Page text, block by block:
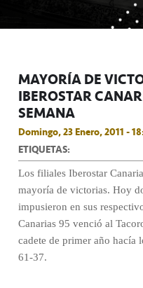
MAYORÍA DE
IBEROSTAR
SEMANA
Domingo, 23 Enero, 2011 -
ETIQUETAS:
Los filiales Iberostar
mayoría de victorias. Hoy
impusieron en sus
Canarias 95 venció al
cadete de primer año hacía
61-37.